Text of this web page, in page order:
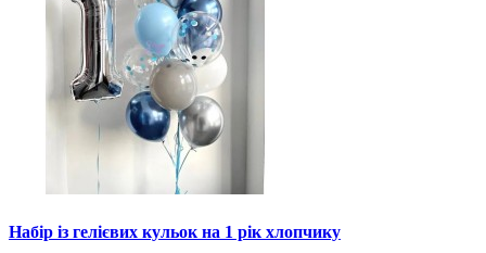
Набір із гелієвих кульок на 1 рік хлопчику